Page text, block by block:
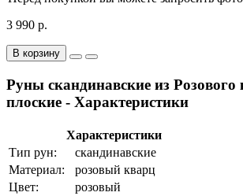
3 990 р.
В корзину
Руны скандинавские из Розового
плоские - Характеристики
Характеристики
Тип рун:
скандинавские
Материал:
розовый кварц
Цвет:
розовый